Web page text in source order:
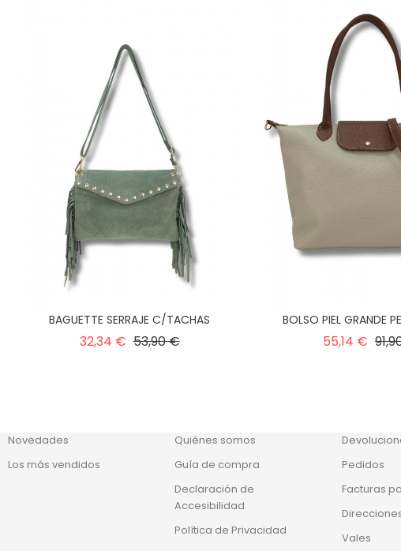
BAGUETTE SERRAJE C/TACHAS
32,34 € Precio
53,90 €Precio
BOLSO PIEL GRANDE
55,14 €
Novedades
Los más vendidos
Quiénes somos
Guía de compra
Declaración de
Accesibilidad
Política de Privacidad
Pedidos
Facturas
Vales